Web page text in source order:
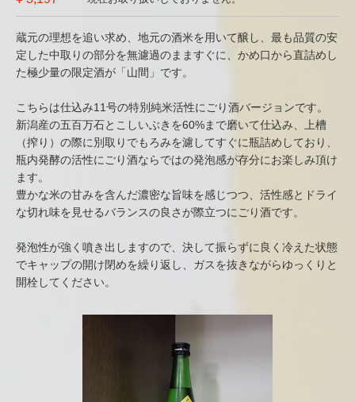
蔵元の理想を追い求め、地元の酒米を用いて醸し、最も品質の安
定した中取りの部分を無濾過のまますぐに、かめ口から直詰めし
た極少量の限定酒が「山間」です。
こちらは仕込み11号の特別純米活性にごり酒バージョンです。
新潟産の五百万石とこしいぶきを60%まで磨いて仕込み、上槽
（搾り）の際に別取りでもろみを濾してすぐに瓶詰めしており、
瓶内発酵の活性にごり酒ならではの発泡感が存分にお楽しみ頂け
ます。
豊かな米の甘みを含んだ濃密な旨味を感じつつ、活性感とドライ
な切れ味を見せるバランスの良さが際立つにごり酒です。
発泡性が強く噴き出しますので、決して振らずに良く冷えた状態
でキャップの開け閉めを繰り返し、ガスを抜きながらゆっくりと
開栓してください。